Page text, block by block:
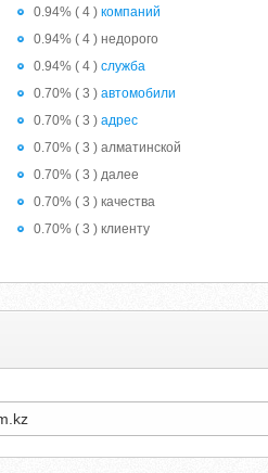
0.94% ( 4 )компаний
0.94% ( 4 ) недорого
0.94% ( 4 )служба
0.70% ( 3 )автомобили
0.70% ( 3 )адрес
0.70% ( 3 ) алматинской
0.70% ( 3 ) далее
0.70% ( 3 ) качества
0.70% ( 3 ) клиенту